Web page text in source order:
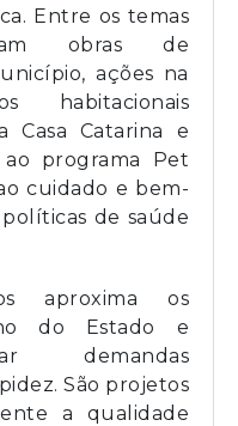
Entre os temas
obras de
ações na
habitacionais
Casa Catarina e
ao programa Pet
cuidado e bem-
de saúde
aproxima os
do Estado e
demandas
São projetos
a qualidade